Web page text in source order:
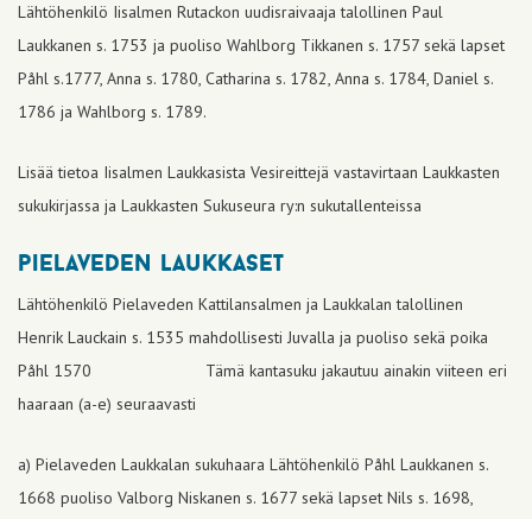
Lähtöhenkilö Iisalmen Rutackon uudisraivaaja talollinen Paul
Laukkanen s. 1753 ja puoliso Wahlborg Tikkanen s. 1757 sekä lapset
Påhl s.1777, Anna s. 1780, Catharina s. 1782, Anna s. 1784, Daniel s.
1786 ja Wahlborg s. 1789.
Lisää tietoa Iisalmen Laukkasista Vesireittejä vastavirtaan Laukkasten
sukukirjassa ja Laukkasten Sukuseura ry:n sukutallenteissa
pielaveden laukkaset
Lähtöhenkilö Pielaveden Kattilansalmen ja Laukkalan talollinen
Henrik Lauckain s. 1535 mahdollisesti Juvalla ja puoliso sekä poika
Påhl 1570 Tämä kantasuku jakautuu ainakin viiteen eri
haaraan (a-e) seuraavasti
a) Pielaveden Laukkalan sukuhaara Lähtöhenkilö Påhl Laukkanen s.
1668 puoliso Valborg Niskanen s. 1677 sekä lapset Nils s. 1698,